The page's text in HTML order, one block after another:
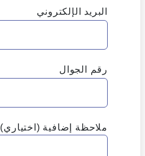
البريد الإلكتروني
رقم الجوال
ملاحظة إضافية (اختياري)